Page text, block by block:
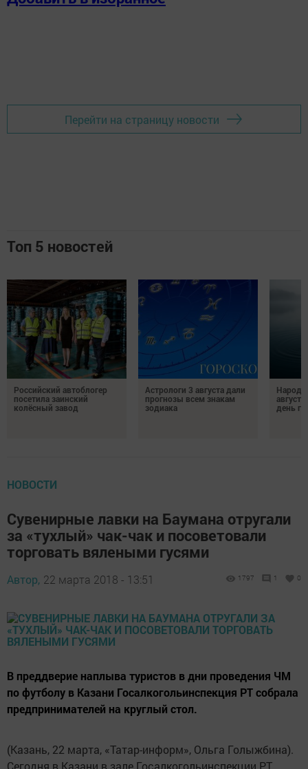
Перейти на страницу новости
Топ 5 новостей
Российский автоблогер
посетила заинский
колёсный завод
Астрологи 3 августа дали
прогнозы всем знакам
зодиака
день
НОВОСТИ
Сувенирные лавки на Баумана отругали
за «тухлый» чак-чак и посоветовали
торговать вялеными гусями
Автор, 22 марта 2018 - 13:51 1797 1 0
В преддверие наплыва туристов в дни проведения ЧМ
по футболу в Казани Госалкогольинспекция РТ собрала
предпринимателей на круглый стол.
(Казань, 22 марта, «Татар-информ», Ольга Голыжбина).